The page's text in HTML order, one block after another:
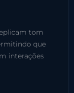
tom
que
interações